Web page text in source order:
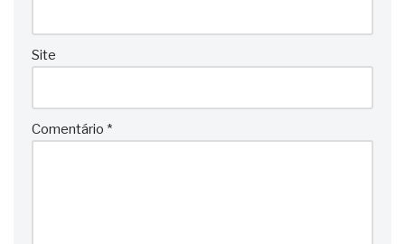
Site
Comentário *